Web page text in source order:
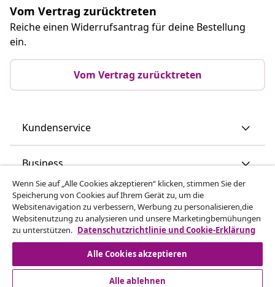
Vom Vertrag zurücktreten
Reiche einen Widerrufsantrag für deine Bestellung
ein.
Vom Vertrag zurücktreten
Kundenservice
Business
vidaXL
Mehr entdecken
Wenn Sie auf „Alle Cookies akzeptieren“ klicken, stimmen Sie der
Speicherung von Cookies auf Ihrem Gerät zu, um die
Websitenavigation zu verbessern, Werbung zu personalisieren,die
Websitenutzung zu analysieren und unsere Marketingbemühungen
zu unterstützen. Datenschutzrichtlinie und Cookie-Erklärung
Alle Cookies akzeptieren
Alle ablehnen